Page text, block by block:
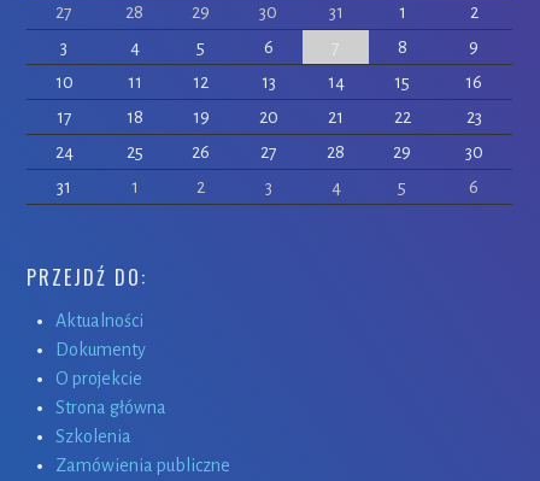
27
28 29 30 31 1
2
3
4 5 6 7 8
9
10
11 12 13 14 15
16
17
18 19 20 21 22
23
24
25 26 27 28 29
30
31
1 2 3 4 5 6
PRZEJDŹ DO:
Aktualności
Dokumenty
O projekcie
Strona główna
Szkolenia
Zamówienia publiczne